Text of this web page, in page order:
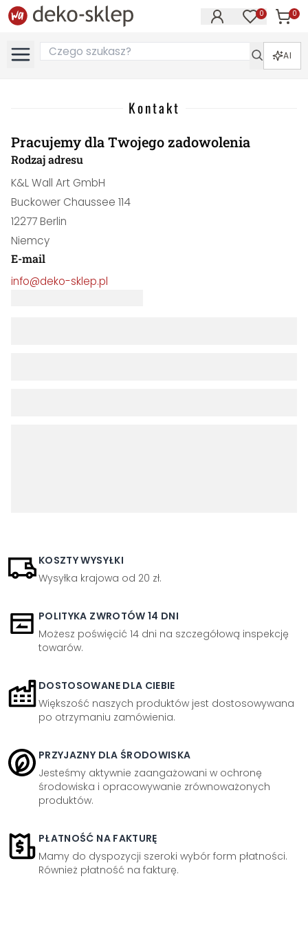
0 0
AI
Kontakt
Pracujemy dla Twojego zadowolenia
Rodzaj adresu
K&L Wall Art GmbH
Buckower Chaussee 114
12277 Berlin
Niemcy
E-mail
info@deko-sklep.pl
KOSZTY WYSYŁKI
Wysyłka krajowa od 20 zł.
POLITYKA ZWROTÓW 14 DNI
Możesz poświęcić 14 dni na szczegółową inspekcję
towarów.
DOSTOSOWANE DLA CIEBIE
Większość naszych produktów jest dostosowywana
po otrzymaniu zamówienia.
PRZYJAZNY DLA ŚRODOWISKA
Jesteśmy aktywnie zaangażowani w ochronę
środowiska i opracowywanie zrównoważonych
produktów.
PŁATNOŚĆ NA FAKTURĘ
Mamy do dyspozycji szeroki wybór form płatności.
Również płatność na fakturę.